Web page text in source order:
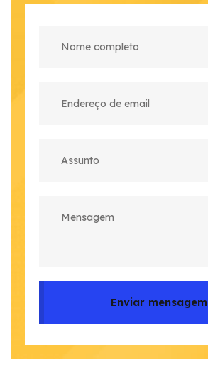
Enviar mensagem